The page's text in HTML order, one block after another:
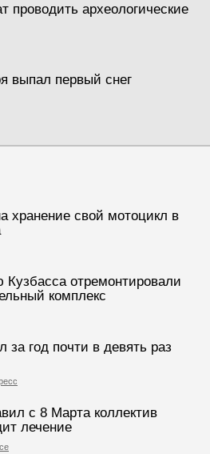
проводить археологические
выпал первый снег
хранение свой мотоцикл в
отремонтировали
комплекс
за год почти в девять раз
с 8 Марта коллектив
лечение